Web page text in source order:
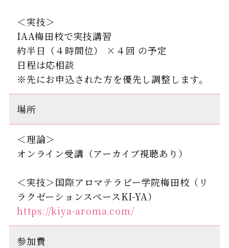
＜実技＞
IAA梅田校で実技講習
約半日（４時間位） ×４回 の予定
日程は応相談
※先にお申込された方を優先し調整します。
場所
＜理論＞
オンライン受講（アーカイブ視聴あり）
＜実技＞国際アロマテラピー学院梅田校（リ
ラクゼーションスペースKI-YA）
https://kiya-aroma.com/
参加費